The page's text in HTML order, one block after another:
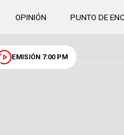
OPINIÓN PUNTO DE
EMISIÓN 7:00 PM